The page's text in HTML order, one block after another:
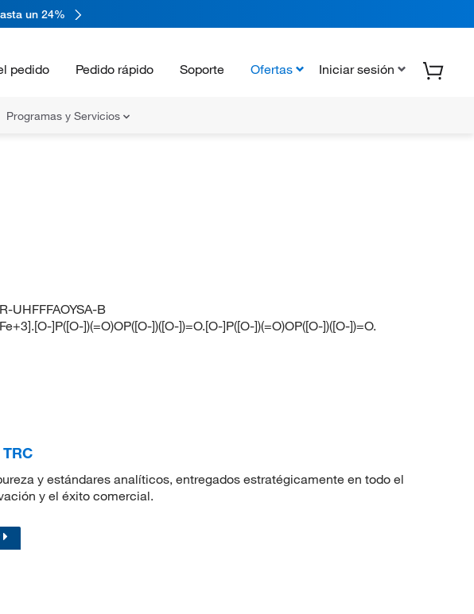
un 24%
pedido Pedido rápido Soporte Ofertas Iniciar sesión
Programas y Servicios
UHFFFAOYSA-B
]P([O-])(=O)OP([O-])([O-])=O.[O-]P([O-])(=O)OP([O-])([O-])=O.
y estándares analíticos, entregados estratégicamente en todo el
y el éxito comercial.